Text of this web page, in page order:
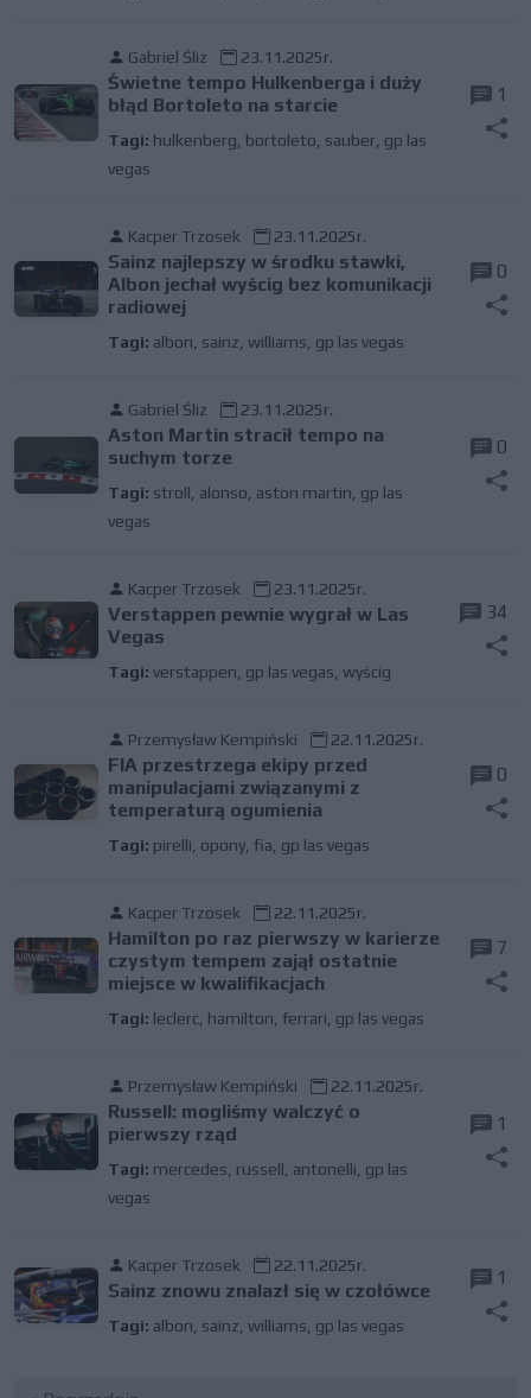
Gabriel Śliz 23.11.2025r.
Świetne tempo Hulkenberga i duży
błąd Bortoleto na starcie
Tagi: hulkenberg bortoleto sauber gp las
vegas
1
Kacper Trzosek 23.11.2025r.
Sainz najlepszy w środku stawki,
Albon jechał wyścig bez komunikacji
radiowej
Tagi: albon sainz williams gp las vegas
0
Gabriel Śliz 23.11.2025r.
Aston Martin stracił tempo na
suchym torze
Tagi: stroll alonso aston martin gp las
vegas
0
Kacper Trzosek 23.11.2025r.
Verstappen pewnie wygrał w Las
Vegas
Tagi: verstappen gp las vegas wyścig
34
Przemysław Kempiński 22.11.2025r.
FIA przestrzega ekipy przed
manipulacjami związanymi z
temperaturą ogumienia
Tagi: pirelli opony, fia gp las vegas
0
Kacper Trzosek 22.11.2025r.
Hamilton po raz pierwszy w karierze
czystym tempem zajął ostatnie
miejsce w kwalifikacjach
Tagi: leclerc, hamilton ferrari gp las vegas
7
Przemysław Kempiński 22.11.2025r.
Russell: mogliśmy walczyć o
pierwszy rząd
Tagi: mercedes russell antonelli gp las
vegas
1
Kacper Trzosek 22.11.2025r.
Sainz znowu znalazł się w czołówce
Tagi: albon sainz williams gp las vegas
1